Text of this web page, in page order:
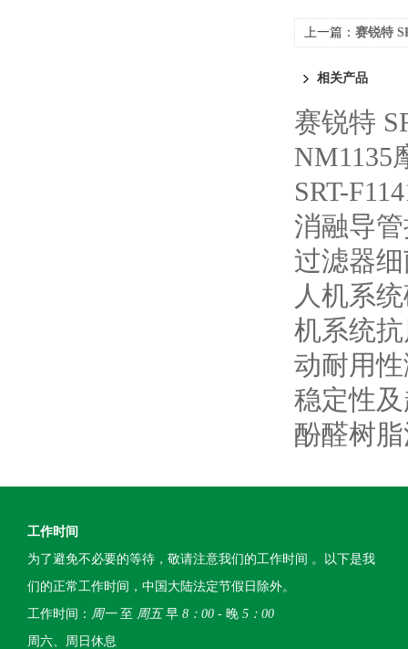
上一篇： 赛锐特
相关产品
赛锐特
NM1135
SRT-
消融导
过滤器
人机系
机系统
动耐用
稳定性
酚醛树
工作时间
为了避免不必要的等待，敬请注意我们的工作时间 。以下是我
们的正常工作时间，中国大陆法定节假日除外。
工作时间： 周一至 周五早 8：00 - 晚 5：00
周六、周日休息